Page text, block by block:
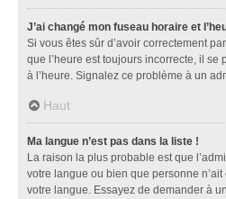
J’ai changé mon fuseau horaire et
Si vous êtes sûr d’avoir correctement
que l’heure est toujours incorrecte, il se
à l’heure. Signalez ce problème à un
Haut
Ma langue n’est pas dans la liste !
La raison la plus probable est que
votre langue ou bien que personne
votre langue. Essayez de demander à